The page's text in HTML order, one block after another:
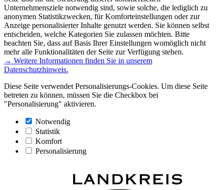
Unternehmensziele notwendig sind, sowie solche, die lediglich zu
anonymen Statistikzwecken, für Komforteinstellungen oder zur
Anzeige personalisierter Inhalte genutzt werden. Sie können selbst
entscheiden, welche Kategorien Sie zulassen möchten. Bitte
beachten Sie, dass auf Basis Ihrer Einstellungen womöglich nicht
mehr alle Funktionalitäten der Seite zur Verfügung stehen.
→ Weitere Informationen finden Sie in unserem
Datenschutzhinweis.
Diese Seite verwendet Personalisierungs-Cookies. Um diese Seite
betreten zu können, müssen Sie die Checkbox bei
"Personalisierung" aktivieren.
Notwendig
Statistik
Komfort
Personalisierung